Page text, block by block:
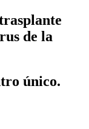
de la
único.